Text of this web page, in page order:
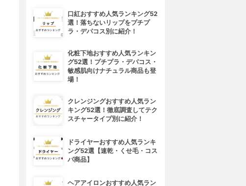
口紅おすすめ人気ランキング52
選！落ちないリップをプチプ
ラ・デパコス別に紹介！
化粧下地おすすめ人気ランキン
グ52選！プチプラ・デパコス・
敏感肌向けナチュラル商品も登
場！
クレンジングおすすめ人気ラン
キング52選！徹底調査してテク
スチャータイプ別に紹介！
ドライヤーおすすめ人気ランキ
ング52選【速乾・くせ毛・コス
パ商品】
ヘアアイロンおすすめ人気ラン